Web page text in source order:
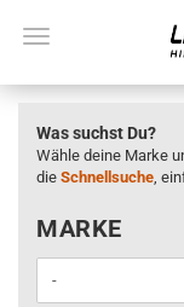
Was suchst Du?
Wähle deine Marke
die Schnellsuche,
MARKE
MARKE